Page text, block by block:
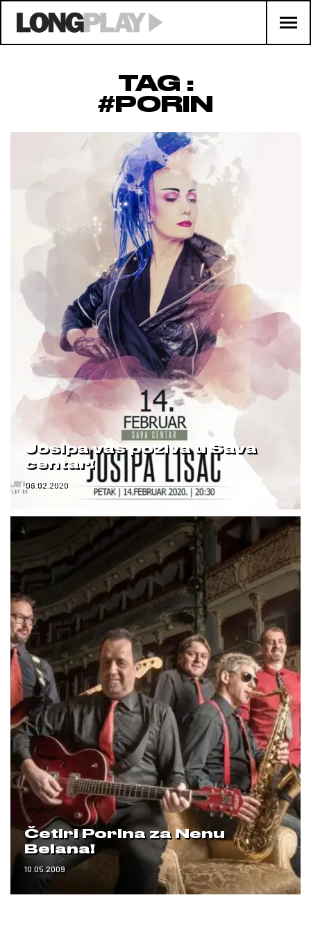
TAG :
#PORIN
Josipa vas poziva u Sava
centar!
06.02.2020
Četiri Porina za Nenu
Belana!
10.05.2009